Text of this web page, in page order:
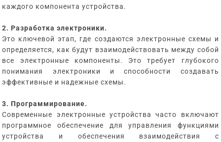
каждого компонента устройства.
2. Разработка электроники.
Это ключевой этап, где создаются электронные схемы и
определяется, как будут взаимодействовать между собой
все электронные компоненты. Это требует глубокого
понимания электроники и способности создавать
эффективные и надежные схемы.
3. Программирование.
Современные электронные устройства часто включают
программное обеспечение для управления функциями
устройства и обеспечения взаимодействия с